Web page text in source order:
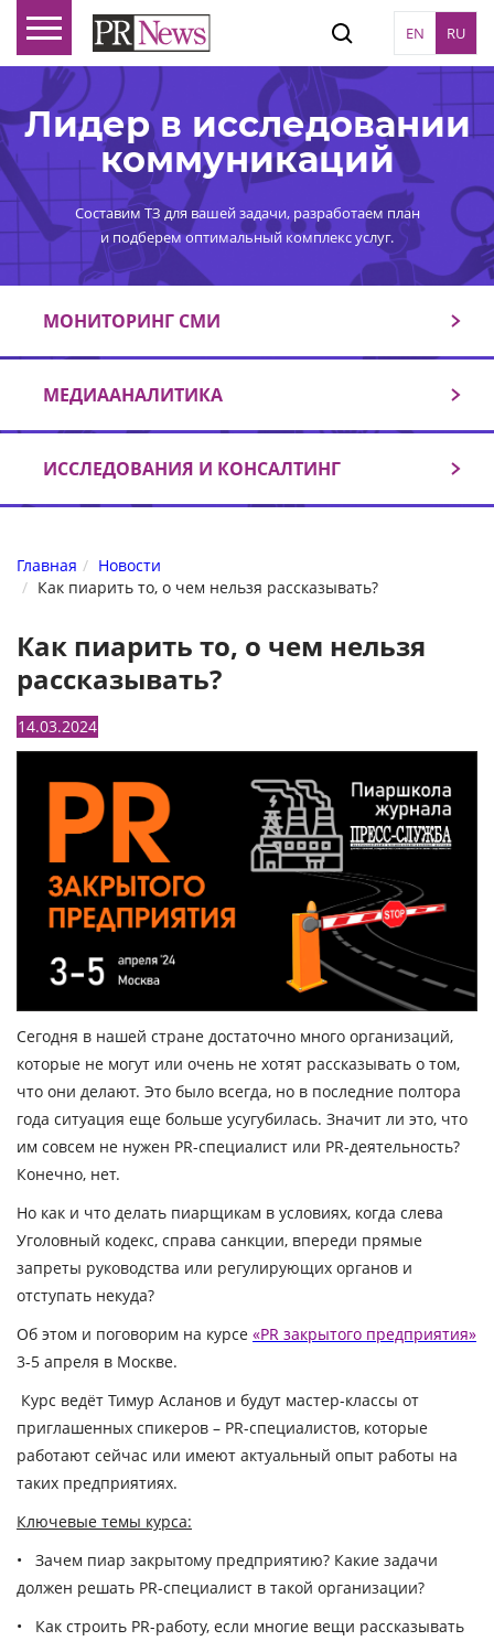
EN RU
Лидер в исследовании
коммуникаций
Составим ТЗ для вашей задачи, разработаем план
и подберем оптимальный комплекс услуг.
МОНИТОРИНГ СМИ
МЕДИААНАЛИТИКА
ИССЛЕДОВАНИЯ И КОНСАЛТИНГ
Главная
Новости
Как пиарить то, о чем нельзя рассказывать?
Как пиарить то, о чем нельзя
рассказывать?
14.03.2024
Сегодня в нашей стране достаточно много организаций,
которые не могут или очень не хотят рассказывать о том,
что они делают. Это было всегда, но в последние полтора
года ситуация еще больше усугубилась. Значит ли это, что
им совсем не нужен PR-специалист или PR-деятельность?
Конечно, нет.
Но как и что делать пиарщикам в условиях, когда слева
Уголовный кодекс, справа санкции, впереди прямые
запреты руководства или регулирующих органов и
отступать некуда?
Об этом и поговорим на курсе «PR закрытого предприятия»
3-5 апреля в Москве.
Курс ведёт Тимур Асланов и будут мастер-классы от
приглашенных спикеров – PR-специалистов, которые
работают сейчас или имеют актуальный опыт работы на
таких предприятиях.
Ключевые темы курса:
• Зачем пиар закрытому предприятию? Какие задачи
должен решать PR-специалист в такой организации?
• Как строить PR-работу, если многие вещи рассказывать